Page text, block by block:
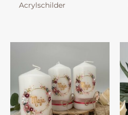
Acrylschilder